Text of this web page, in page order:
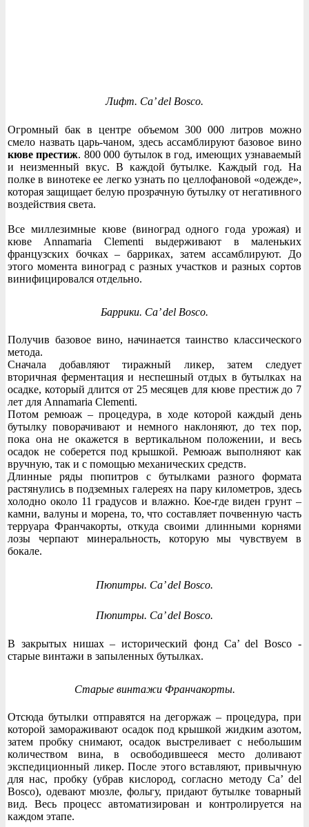
Лифт. Ca’ del Bosco.
Огромный бак в центре объемом 300 000 литров можно
смело назвать царь-чаном, здесь ассамблируют базовое вино
кюве престиж. 800 000 бутылок в год, имеющих узнаваемый
и неизменный вкус. В каждой бутылке. Каждый год. На
полке в винотеке ее легко узнать по целлофановой «одежде»,
которая защищает белую прозрачную бутылку от негативного
воздействия света.
Все миллезимные кюве (виноград одного года урожая) и
кюве Annamaria Clementi выдерживают в маленьких
французских бочках – барриках, затем ассамблируют. До
этого момента виноград с разных участков и разных сортов
винифицировался отдельно.
Баррики. Ca’ del Bosco.
Получив базовое вино, начинается таинство классического
метода.
Сначала добавляют тиражный ликер, затем следует
вторичная ферментация и неспешный отдых в бутылках на
осадке, который длится от 25 месяцев для кюве престиж до 7
лет для Annamaria Clementi.
Потом ремюаж – процедура, в ходе которой каждый день
бутылку поворачивают и немного наклоняют, до тех пор,
пока она не окажется в вертикальном положении, и весь
осадок не соберется под крышкой. Ремюаж выполняют как
вручную, так и с помощью механических средств.
Длинные ряды пюпитров с бутылками разного формата
растянулись в подземных галереях на пару километров, здесь
холодно около 11 градусов и влажно. Кое-где виден грунт –
камни, валуны и морена, то, что составляет почвенную часть
терруара Франчакорты, откуда своими длинными корнями
лозы черпают минеральность, которую мы чувствуем в
бокале.
Пюпитры. Ca’ del Bosco.
Пюпитры. Ca’ del Bosco.
В закрытых нишах – исторический фонд Ca’ del Bosco -
старые винтажи в запыленных бутылках.
Старые винтажи Франчакорты.
Отсюда бутылки отправятся на дегоржаж – процедура, при
которой замораживают осадок под крышкой жидким азотом,
затем пробку снимают, осадок выстреливает с небольшим
количеством вина, в освободившееся место доливают
экспедиционный ликер. После этого вставляют, привычную
для нас, пробку (убрав кислород, согласно методу Ca’ del
Bosco), одевают мюзле, фольгу, придают бутылке товарный
вид. Весь процесс автоматизирован и контролируется на
каждом этапе.